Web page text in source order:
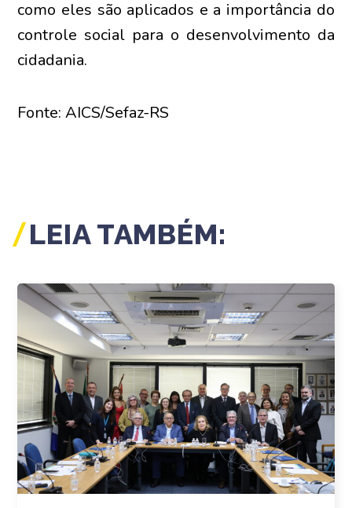
como eles são aplicados e a importância do
controle social para o desenvolvimento da
cidadania.
Fonte: AICS/Sefaz-RS
LEIA TAMBÉM: